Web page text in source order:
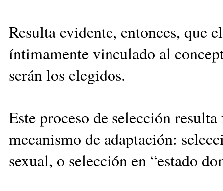
Resulta evidente, entonces, que
íntimamente vinculado al
serán los elegidos.
Este proceso de selección
mecanismo de adaptación:
sexual, o selección en “estado